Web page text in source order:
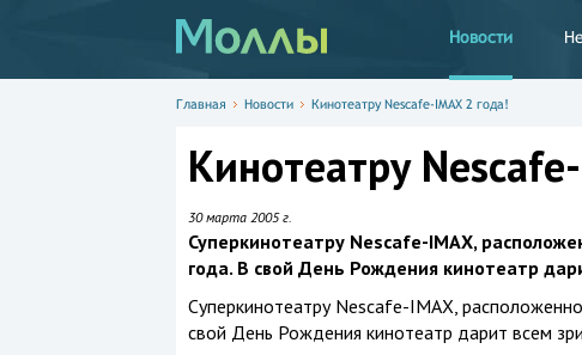
Новости
Главная Новости Кинотеатру Nescafe-IMAX 2 года!
Кинотеатру
30 марта 2005 г.
Суперкинотеатру Nescafe-IMAX,
года. В свой День Рождения кинотеатр
Суперкинотеатру Nescafe-IMAX,
свой День Рождения кинотеатр дарит всем